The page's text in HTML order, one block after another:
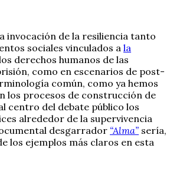
invocación de la resiliencia tanto
sociales vinculados a la
derechos humanos de las
como en escenarios de post-
común, como ya hemos
los procesos de construcción de
centro del debate público los
alrededor de la supervivencia
desgarrador “Alma” sería,
los ejemplos más claros en esta